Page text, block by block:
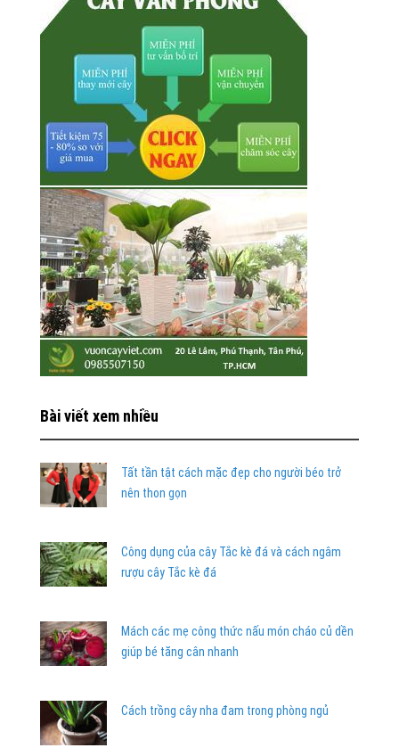
Bài viết xem nhiều
Tất tần tật cách mặc đẹp cho người béo trở
nên thon gọn
Công dụng của cây Tắc kè đá và cách ngâm
rượu cây Tắc kè đá
Mách các mẹ công thức nấu món cháo củ dền
giúp bé tăng cân nhanh
Cách trồng cây nha đam trong phòng ngủ